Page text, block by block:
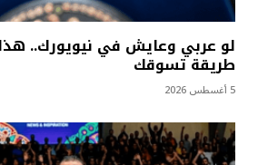
لو عربي وعايش في نيويورك..
طريقة تسوقك
5 أغسطس 2026